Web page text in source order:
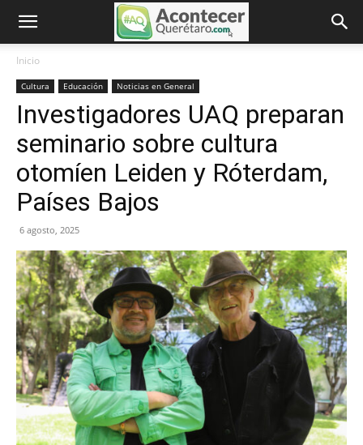
Inicio
Cultura Educación Noticias en General
Investigadores UAQ preparan
seminario sobre cultura
otomíen Leiden y Róterdam,
Países Bajos
6 agosto, 2025